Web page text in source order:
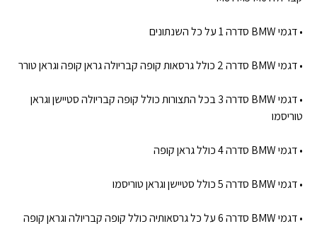
• דגמי BMW סדרה 1 על כל השנתונים
• דגמי BMW סדרה 2 כולל גרסאות קופה קבריולה גראן קופה וגראן טורר
• דגמי BMW סדרה 3 בכל התצורות כולל קופה קבריולה סטיישן וגראן
טוריסמו
• דגמי BMW סדרה 4 כולל גראן קופה
• דגמי BMW סדרה 5 כולל סטיישן וגראן טוריסמו
• דגמי BMW סדרה 6 על כל גרסאותיה כולל קופה קבריולה וגראן קופה